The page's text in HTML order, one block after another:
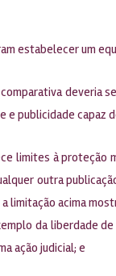
estabelecer um
deveria
e publicidade capaz
limites à proteção
outra
limitação acima
da liberdade
ação judicial; e